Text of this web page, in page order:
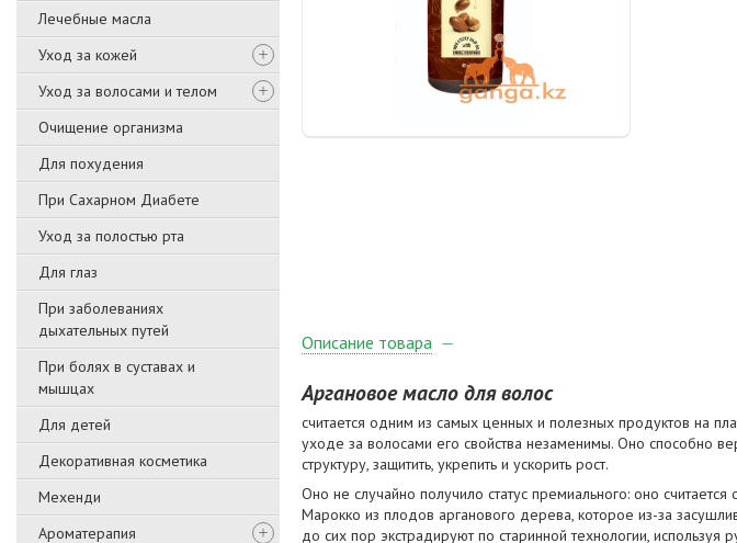
Лечебные масла
Уход за кожей
Уход за волосами и телом
Очищение организма
Для похудения
При Сахарном Диабете
Уход за полостью рта
Для глаз
При заболеваниях
дыхательных путей
При болях в суставах и
мышцах
Для детей
Декоративная косметика
Мехенди
Ароматерапия
Описание товара
Аргановое масло для волос
считается одним из самых ценных и полезных продуктов на
уходе за волосами его свойства незаменимы. Оно способно
структуру, защитить, укрепить и ускорить рост.
Оно не случайно получило статус премиального: оно
Марокко из плодов арганового дерева, которое из-за
до сих пор экстрадируют по старинной технологии,